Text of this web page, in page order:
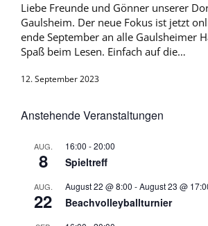
Anstehende Veranstaltungen
AUG.
8
16:00 -20:00
Spieltreff
AUG.
22
August 22 @ 8:00 -August 23 @
Beachvolleyballturnier
Liebe Freunde und Gönner unserer
Gaulsheim. Der neue Fokus ist jetzt
ende September an alle Gaulsheimer
Spaß beim Lesen. Einfach auf die…
12. September 2023